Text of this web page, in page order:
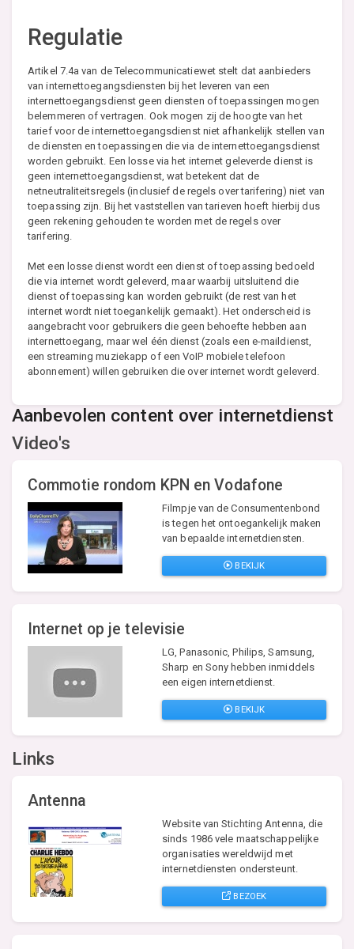
Regulatie
Artikel 7.4a van de Telecommunicatiewet stelt dat aanbieders
van internettoegangsdiensten bij het leveren van een
internettoegangsdienst geen diensten of toepassingen mogen
belemmeren of vertragen. Ook mogen zij de hoogte van het
tarief voor de internettoegangsdienst niet afhankelijk stellen van
de diensten en toepassingen die via de internettoegangsdienst
worden gebruikt. Een losse via het internet geleverde dienst is
geen internettoegangsdienst, wat betekent dat de
netneutraliteitsregels (inclusief de regels over tarifering) niet van
toepassing zijn. Bij het vaststellen van tarieven hoeft hierbij dus
geen rekening gehouden te worden met de regels over
tarifering.
Met een losse dienst wordt een dienst of toepassing bedoeld
die via internet wordt geleverd, maar waarbij uitsluitend die
dienst of toepassing kan worden gebruikt (de rest van het
internet wordt niet toegankelijk gemaakt). Het onderscheid is
aangebracht voor gebruikers die geen behoefte hebben aan
internettoegang, maar wel één dienst (zoals een e-maildienst,
een streaming muziekapp of een VoIP mobiele telefoon
abonnement) willen gebruiken die over internet wordt geleverd.
Aanbevolen content over internetdienst
Video's
Commotie rondom KPN en Vodafone
Filmpje van de Consumentenbond
is tegen het ontoegankelijk maken
van bepaalde internetdiensten.
BEKIJK
Internet op je televisie
LG, Panasonic, Philips, Samsung,
Sharp en Sony hebben inmiddels
een eigen internetdienst.
BEKIJK
Links
Antenna
Website van Stichting Antenna, die
sinds 1986 vele maatschappelijke
organisaties wereldwijd met
internetdiensten ondersteunt.
BEZOEK